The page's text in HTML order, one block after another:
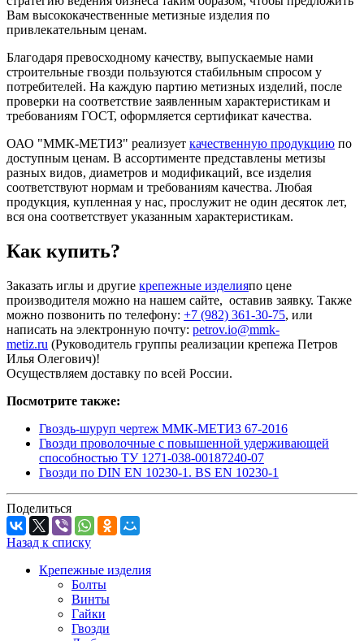
Вам высококачественные метизные изделия по
привлекательным ценам.
Благодаря превосходному качеству, выпускаемые нами
строительные гвозди пользуются стабильным спросом у
потребителей. На каждую партию метизных изделий, после
проверки на соответствие заявленным характеристикам и
требованиям ГОСТ, оформляется сертификат качества.
ОАО "ММК-МЕТИЗ" реализует качественную продукцию по
доступным ценам. В ассортименте представлены метизы
разных видов, диаметров и модификаций, все изделия
соответствуют нормам и требованиям качества. Любая
продукция, купленная у нас, прослужит не один десяток лет,
вся она соответствует указанным характеристикам.
Как купить?
Заказать иглы и другие крепежные изделияпо цене
производителя можно на нашем сайте, оставив заявку. Также
можно позвонить по телефону: +7 (982) 361-30-75, или
написать на электронную почту: petrov.io@mmk-
metiz.ru (Руководитель группы реализации крепежа Петров
Илья Олегович)!
Осуществляем доставку по всей России.
Посмотрите также:
Гвоздь-шуруп чертеж ММК-МЕТИЗ 67-2016
Гвозди проволочные с повышенной удерживающей
способностью ТУ 1271-038-00187240-07
Гвозди по DIN EN 10230-1. BS EN 10230-1
Поделиться
Назад к списку
Крепежные изделия
Болты
Винты
Гайки
Гвозди